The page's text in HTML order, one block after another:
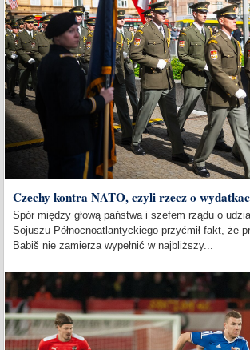
Czechy kontra NATO, czyli rzecz o
Spór między głową państwa i szefem rządu o
Sojuszu Północnoatlantyckiego przyćmił fakt, że
Babiš nie zamierza wypełnić w najbliższy...